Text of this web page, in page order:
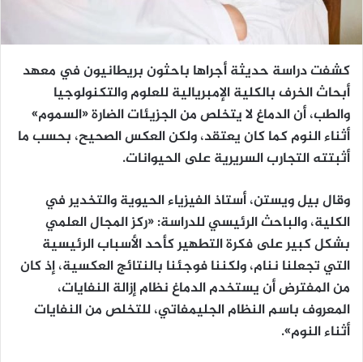
كشفت دراسة حديثة أجراها باحثون بريطانيون في معهد
أبحاث الخرف بالكلية الإمبريالية للعلوم والتكنولوجيا
والطب، أن الدماغ لا يتخلص من الجزيئات الضارة «السموم»
أثناء النوم كما كان يعتقد، ولكن العكس الصحيح، بحسب ما
أثبتته التجارب السريرية على الحيوانات.
وقال بيل ويستن، أستاذ الفيزياء الحيوية والتخدير في
الكلية، والباحث الرئيسي للدراسة: «ركز المجال العلمي
بشكل كبير على فكرة التطهير كأحد الأسباب الرئيسية
التي تجعلنا ننام، ولكننا فوجئنا بالنتائج العكسية، إذ كان
من المفترض أن يستخدم الدماغ نظام إزالة النفايات،
المعروف باسم النظام الجليمفاتي، للتخلص من النفايات
أثناء النوم».